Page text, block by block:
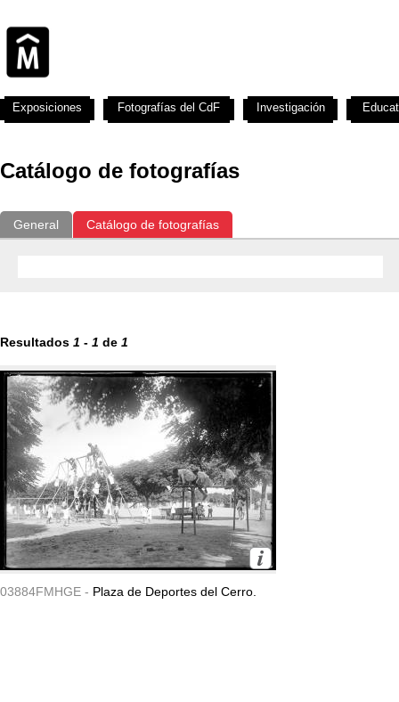
Catálogo de fotografías
General Catálogo de fotografías
Resultados 1 - 1 de 1
03884FMHGE - Plaza de Deportes del Cerro.
Exposiciones Fotografías del CdF Investigación